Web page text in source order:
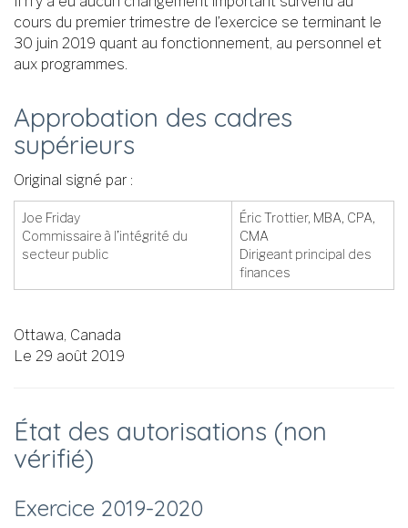
cours du premier trimestre de l’exercice se terminant le
30 juin 2019 quant au fonctionnement, au personnel et
aux programmes.
Approbation des cadres
supérieurs
Original signé par :
Joe Friday
Commissaire à l’intégrité du
secteur public
Éric Trottier, MBA, CPA,
CMA
Dirigeant principal des
finances
Ottawa, Canada
Le 29 août 2019
État des autorisations (non
vérifié)
Exercice 2019-2020